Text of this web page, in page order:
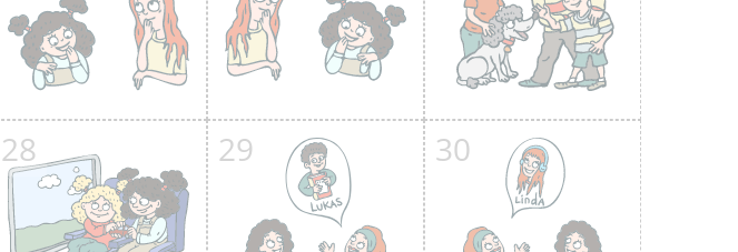
28 29 30